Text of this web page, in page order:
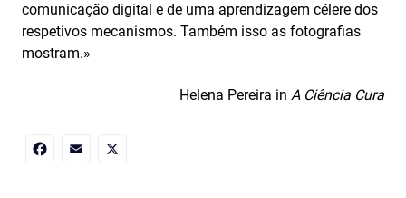
comunicação digital e de uma aprendizagem célere dos
respetivos mecanismos. Também isso as fotografias
mostram.»
Helena Pereira in A Ciência Cura